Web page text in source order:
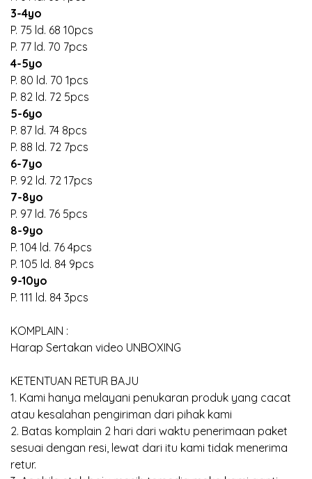
3-4yo
P. 75 ld. 68 10pcs
P. 77 ld. 70 7pcs
4-5yo
P. 80 ld. 70 1pcs
P. 82 ld. 72 5pcs
5-6yo
P. 87 ld. 74 8pcs
P. 88 ld. 72 7pcs
6-7yo
P. 92 ld. 72 17pcs
7-8yo
P. 97 ld. 76 5pcs
8-9yo
P. 104 ld. 76 4pcs
P. 105 ld. 84 9pcs
9-10yo
P. 111 ld. 84 3pcs
KOMPLAIN :
Harap Sertakan video UNBOXING
KETENTUAN RETUR BAJU
1. Kami hanya melayani penukaran produk yang cacat
atau kesalahan pengiriman dari pihak kami
2. Batas komplain 2 hari dari waktu penerimaan paket
sesuai dengan resi, lewat dari itu kami tidak menerima
retur.